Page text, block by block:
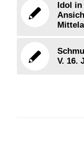
Idol
V. 16.